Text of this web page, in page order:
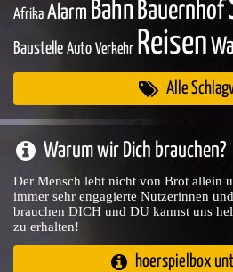
Afrika Alarm Bahn Bauernhof
Baustelle Auto Verkehr Reisen
Alle
Warum wir Dich brauchen?
Der Mensch lebt nicht von Brot allein
immer sehr engagierte Nutzerinnen
brauchen DICH und DU kannst uns
zu erhalten!
hoerspielbox